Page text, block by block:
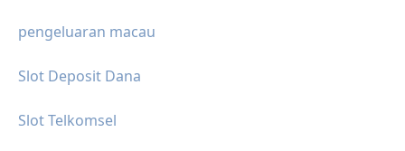
pengeluaran macau
Slot Deposit Dana
Slot Telkomsel